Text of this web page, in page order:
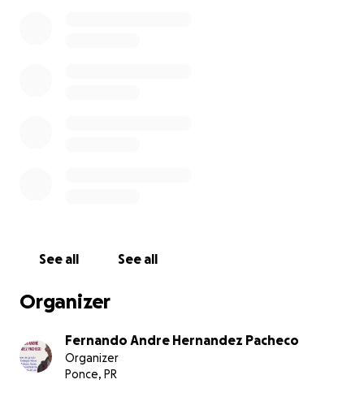
See all See all
Organizer
Fernando Andre Hernandez Pacheco
Organizer
Ponce, PR